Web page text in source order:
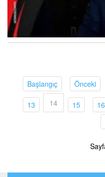
Başlangıç(current)Önceki
13(current)
14 15(current)
16